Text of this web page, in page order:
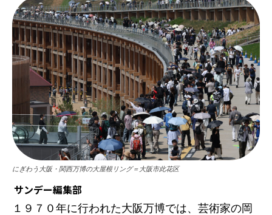
にぎわう大阪・関西万博の大屋根リング＝大阪市此花区
サンデー編集部
１９７０年に行われた大阪万博では、芸術家の岡